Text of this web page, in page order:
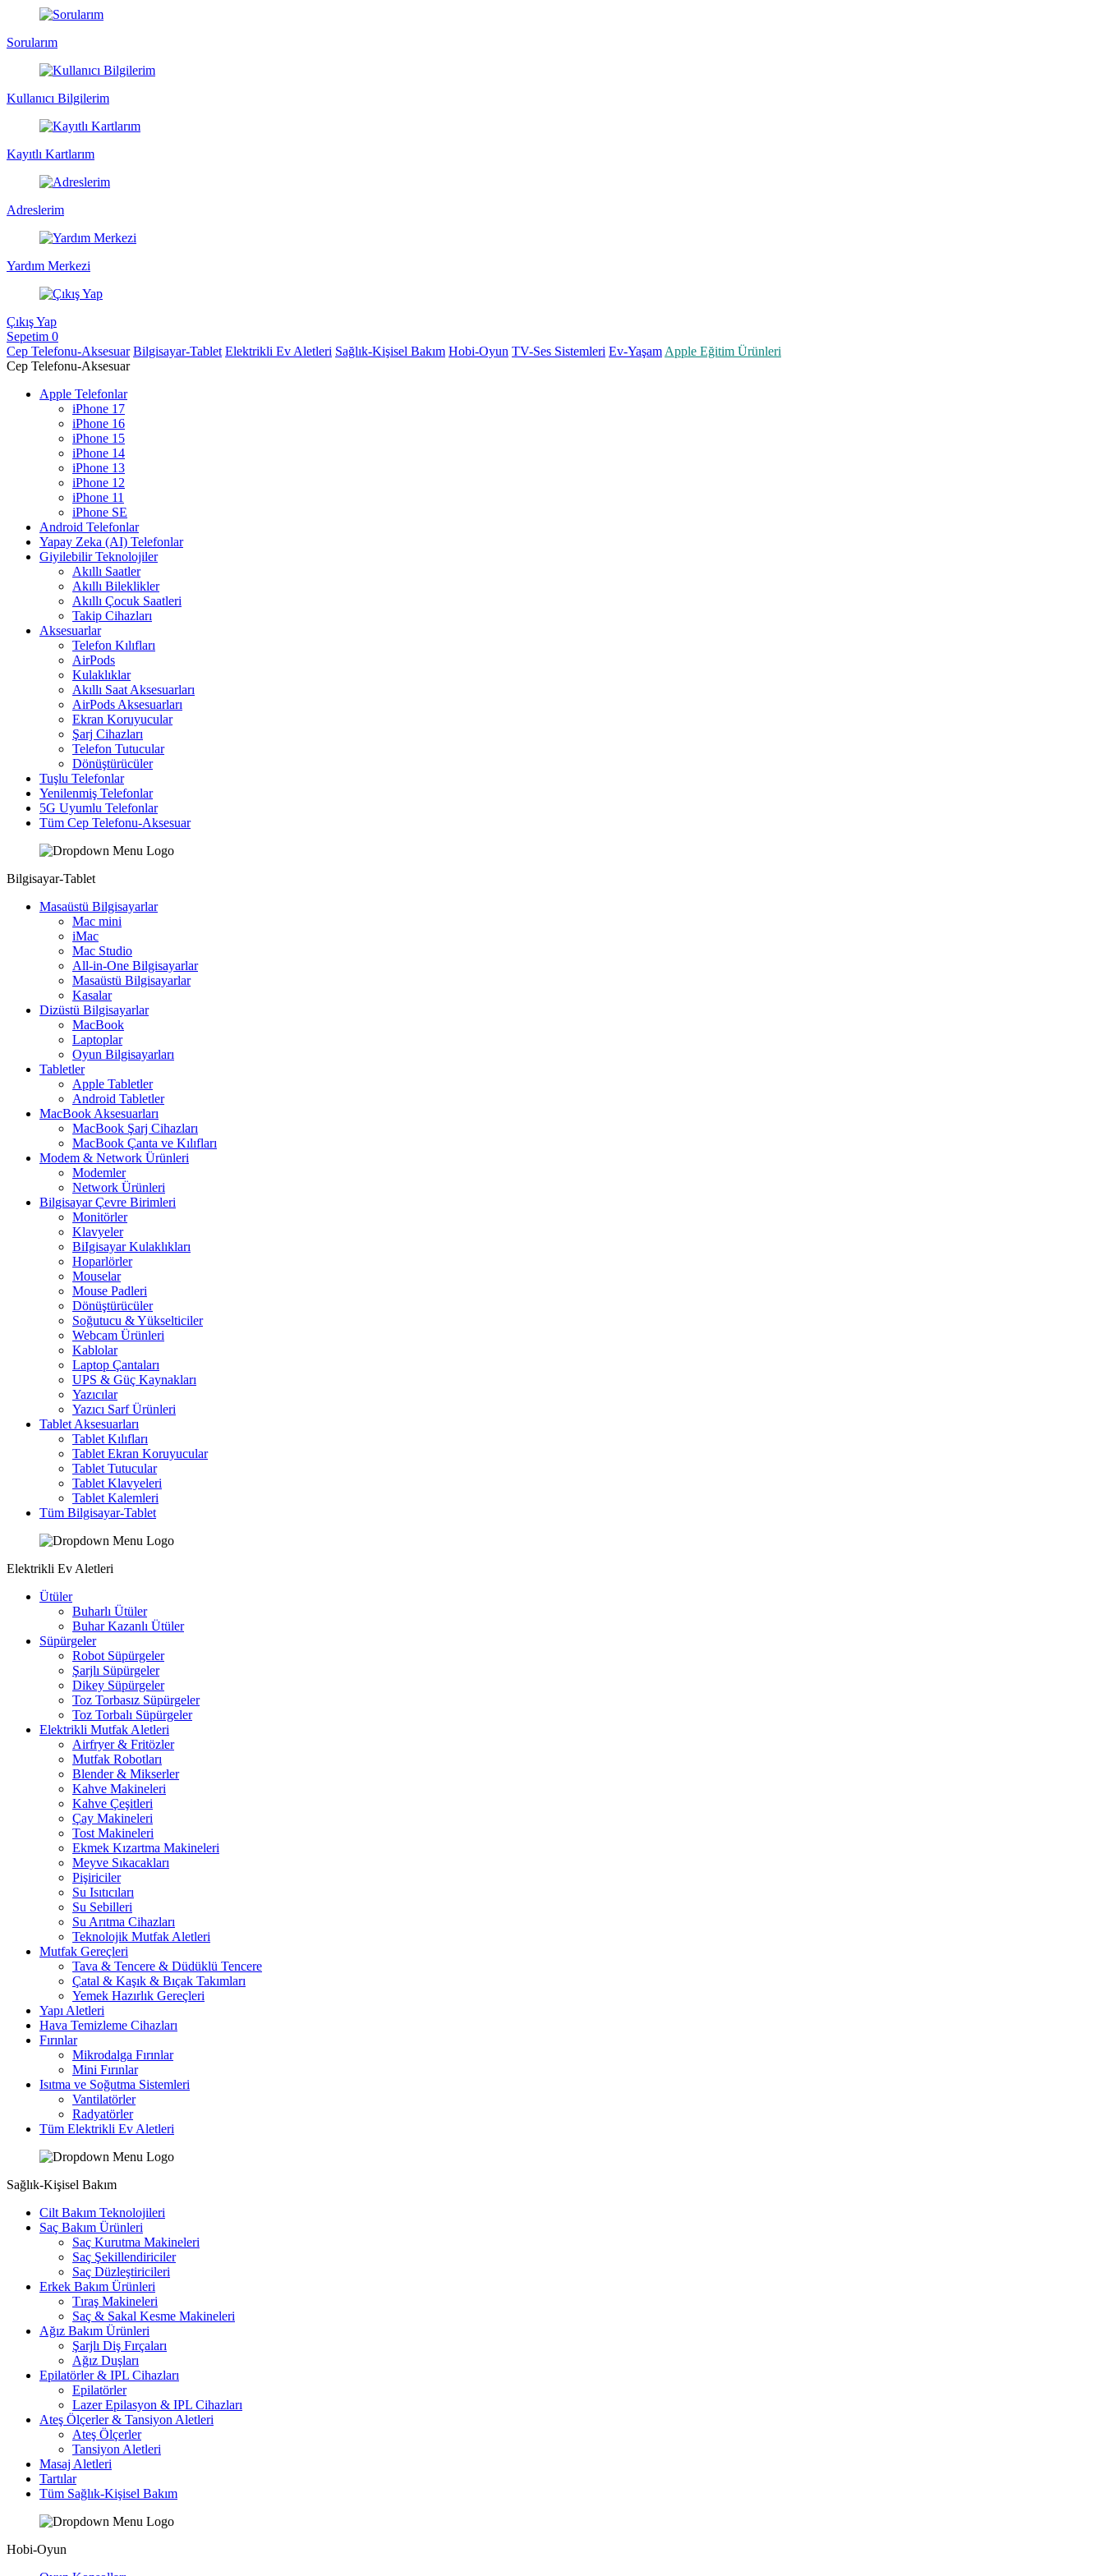
Sorularım
Kullanıcı Bilgilerim
Kayıtlı Kartlarım
Adreslerim
Yardım Merkezi
Çıkış Yap
Sepetim 0
Cep Telefonu-Aksesuar Bilgisayar-Tablet Elektrikli Ev Aletleri Sağlık-Kişisel Bakım Hobi-Oyun TV-Ses Sistemleri Ev-Yaşam Apple Eğitim Ürünleri
Cep Telefonu-Aksesuar
Apple Telefonlar
iPhone 17
iPhone 16
iPhone 15
iPhone 14
iPhone 13
iPhone 12
iPhone 11
iPhone SE
Android Telefonlar
Yapay Zeka (AI) Telefonlar
Giyilebilir Teknolojiler
Akıllı Saatler
Akıllı Bileklikler
Akıllı Çocuk Saatleri
Takip Cihazları
Aksesuarlar
Telefon Kılıfları
AirPods
Kulaklıklar
Akıllı Saat Aksesuarları
AirPods Aksesuarları
Ekran Koruyucular
Şarj Cihazları
Telefon Tutucular
Dönüştürücüler
Tuşlu Telefonlar
Yenilenmiş Telefonlar
5G Uyumlu Telefonlar
Tüm Cep Telefonu-Aksesuar
Bilgisayar-Tablet
Masaüstü Bilgisayarlar
Mac mini
iMac
Mac Studio
All-in-One Bilgisayarlar
Masaüstü Bilgisayarlar
Kasalar
Dizüstü Bilgisayarlar
MacBook
Laptoplar
Oyun Bilgisayarları
Tabletler
Apple Tabletler
Android Tabletler
MacBook Aksesuarları
MacBook Şarj Cihazları
MacBook Çanta ve Kılıfları
Modem & Network Ürünleri
Modemler
Network Ürünleri
Bilgisayar Çevre Birimleri
Monitörler
Klavyeler
BiIgisayar Kulaklıkları
Hoparlörler
Mouselar
Mouse Padleri
Dönüştürücüler
Soğutucu & Yükselticiler
Webcam Ürünleri
Kablolar
Laptop Çantaları
UPS & Güç Kaynakları
Yazıcılar
Yazıcı Sarf Ürünleri
Tablet Aksesuarları
Tablet Kılıfları
Tablet Ekran Koruyucular
Tablet Tutucular
Tablet Klavyeleri
Tablet Kalemleri
Tüm Bilgisayar-Tablet
Elektrikli Ev Aletleri
Ütüler
Buharlı Ütüler
Buhar Kazanlı Ütüler
Süpürgeler
Robot Süpürgeler
Şarjlı Süpürgeler
Dikey Süpürgeler
Toz Torbasız Süpürgeler
Toz Torbalı Süpürgeler
Elektrikli Mutfak Aletleri
Airfryer & Fritözler
Mutfak Robotları
Blender & Mikserler
Kahve Makineleri
Kahve Çeşitleri
Çay Makineleri
Tost Makineleri
Ekmek Kızartma Makineleri
Meyve Sıkacakları
Pişiriciler
Su Isıtıcıları
Su Sebilleri
Su Arıtma Cihazları
Teknolojik Mutfak Aletleri
Mutfak Gereçleri
Tava & Tencere & Düdüklü Tencere
Çatal & Kaşık & Bıçak Takımları
Yemek Hazırlık Gereçleri
Yapı Aletleri
Hava Temizleme Cihazları
Fırınlar
Mikrodalga Fırınlar
Mini Fırınlar
Isıtma ve Soğutma Sistemleri
Vantilatörler
Radyatörler
Tüm Elektrikli Ev Aletleri
Sağlık-Kişisel Bakım
Cilt Bakım Teknolojileri
Saç Bakım Ürünleri
Saç Kurutma Makineleri
Saç Şekillendiriciler
Saç Düzleştiricileri
Erkek Bakım Ürünleri
Tıraş Makineleri
Saç & Sakal Kesme Makineleri
Ağız Bakım Ürünleri
Şarjlı Diş Fırçaları
Ağız Duşları
Epilatörler & IPL Cihazları
Epilatörler
Lazer Epilasyon & IPL Cihazları
Ateş Ölçerler & Tansiyon Aletleri
Ateş Ölçerler
Tansiyon Aletleri
Masaj Aletleri
Tartılar
Tüm Sağlık-Kişisel Bakım
Hobi-Oyun